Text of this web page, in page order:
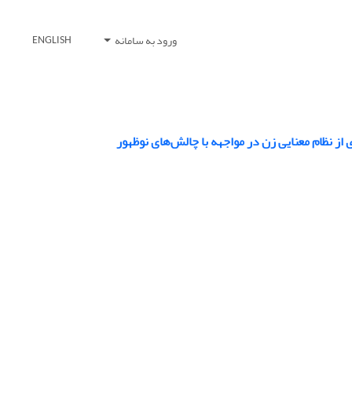
ورود به سامانه ENGLISH
نظام معنایی زن در مواجهه با چالش‌های نوظهور